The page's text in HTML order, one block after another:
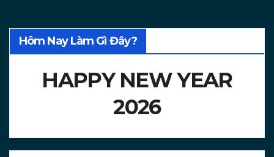
Hôm Nay Làm Gì Đây?
HAPPY NEW YEAR
2026